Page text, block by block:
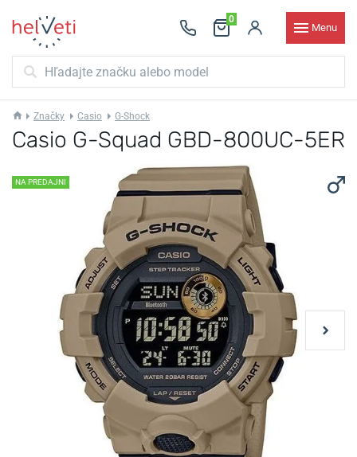
0
Menu
Značky Casio G-Shock
Casio G-Squad GBD-800UC-5ER
NA PREDAJNI